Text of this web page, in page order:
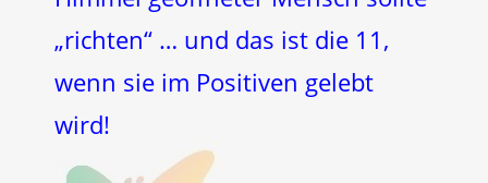
„richten“ … und das ist die 11,
wenn sie im Positiven gelebt
wird!